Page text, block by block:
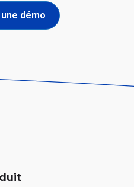
démo